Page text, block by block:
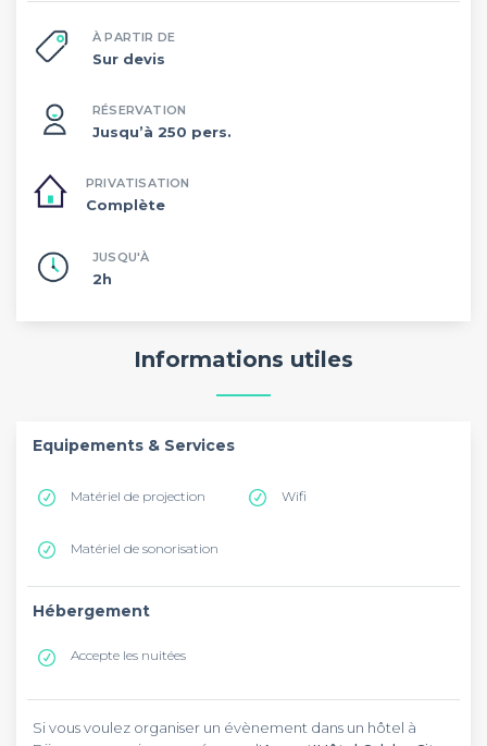
À PARTIR DE
Sur devis
RÉSERVATION
Jusqu’à 250 pers.
PRIVATISATION
Complète
JUSQU'À
2h
Informations utiles
Equipements & Services
Matériel de projection Wifi
Matériel de sonorisation
Hébergement
Accepte les nuitées
Si vous voulez organiser un évènement dans un hôtel à